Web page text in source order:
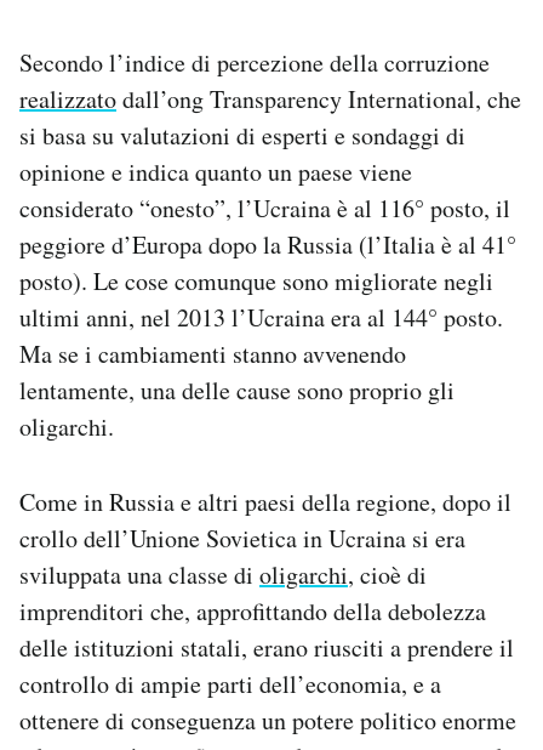
Secondo l’indice di percezione della corruzione
realizzatodall’ong Transparency International, che
si basa su valutazioni di esperti e sondaggi di
opinione e indica quanto un paese viene
considerato “onesto”, l’Ucraina è al 116° posto, il
peggiore d’Europa dopo la Russia (l’Italia è al 41°
posto). Le cose comunque sono migliorate negli
ultimi anni, nel 2013 l’Ucraina era al 144° posto.
Ma se i cambiamenti stanno avvenendo
lentamente, una delle cause sono proprio gli
oligarchi.
Come in Russia e altri paesi della regione, dopo il
crollo dell’Unione Sovietica in Ucraina si era
sviluppata una classe di oligarchi, cioè di
imprenditori che, approfittando della debolezza
delle istituzioni statali, erano riusciti a prendere il
controllo di ampie parti dell’economia, e a
ottenere di conseguenza un potere politico enorme